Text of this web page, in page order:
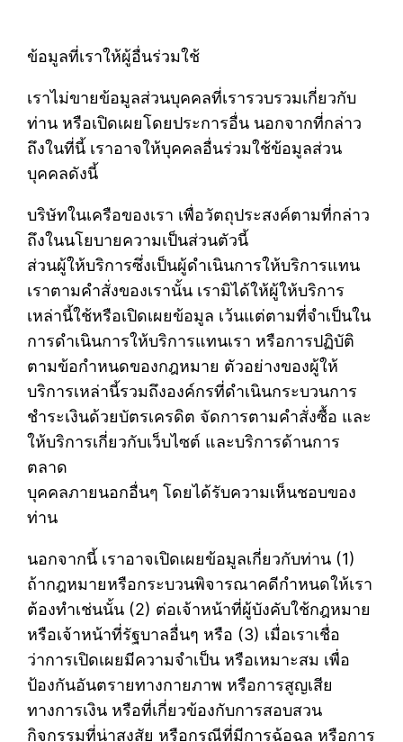
ข้อมูลที่เราให้ผู้อื่นร่วมใช้
เราไม่ขายข้อมูลส่วนบุคคลที่เรารวบรวมเกี่ยวกับ
ท่าน หรือเปิดเผยโดยประการอื่น นอกจากที่กล่าว
ถึงในที่นี้ เราอาจให้บุคคลอื่นร่วมใช้ข้อมูลส่วน
บุคคลดังนี้
บริษัทในเครือของเรา เพื่อวัตถุประสงค์ตามที่กล่าว
ถึงในนโยบายความเป็นส่วนตัวนี้
ส่วนผู้ให้บริการซึ่งเป็นผู้ดำเนินการให้บริการแทน
เราตามคำสั่งของเรานั้น เรามิได้ให้ผู้ให้บริการ
เหล่านี้ใช้หรือเปิดเผยข้อมูล เว้นแต่ตามที่จำเป็นใน
การดำเนินการให้บริการแทนเรา หรือการปฏิบัติ
ตามข้อกำหนดของกฎหมาย ตัวอย่างของผู้ให้
บริการเหล่านี้รวมถึงองค์กรที่ดำเนินกระบวนการ
ชำระเงินด้วยบัตรเครดิต จัดการตามคำสั่งซื้อ และ
ให้บริการเกี่ยวกับเว็บไซต์ และบริการด้านการ
ตลาด
บุคคลภายนอกอื่นๆ โดยได้รับความเห็นชอบของ
ท่าน
นอกจากนี้ เราอาจเปิดเผยข้อมูลเกี่ยวกับท่าน (1)
ถ้ากฎหมายหรือกระบวนพิจารณาคดีกำหนดให้เรา
ต้องทำเช่นนั้น (2) ต่อเจ้าหน้าที่ผู้บังคับใช้กฎหมาย
หรือเจ้าหน้าที่รัฐบาลอื่นๆ หรือ (3) เมื่อเราเชื่อ
ว่าการเปิดเผยมีความจำเป็น หรือเหมาะสม เพื่อ
ป้องกันอันตรายทางกายภาพ หรือการสูญเสีย
ทางการเงิน หรือที่เกี่ยวข้องกับการสอบสวน
กิจกรรมที่น่าสงสัย หรือกรณีที่มีการฉ้อฉล หรือการ